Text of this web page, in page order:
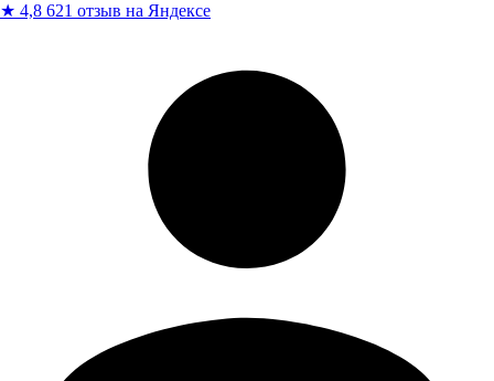
★ 4,8 621 отзыв на Яндексе